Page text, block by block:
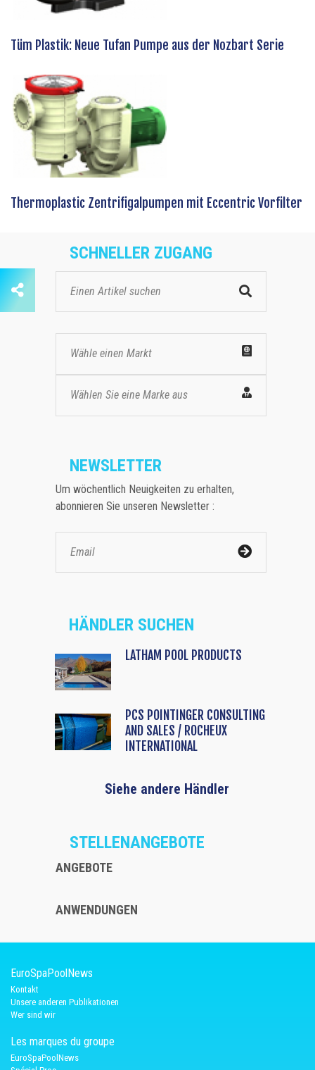
Tüm Plastik: Neue Tufan Pumpe aus der Nozbart Serie
Thermoplastic Zentrifigalpumpen mit Eccentric Vorfilter
SCHNELLER ZUGANG
Wähle einen Markt
Wählen Sie eine Marke aus
NEWSLETTER
Um wöchentlich Neuigkeiten zu erhalten,
abonnieren Sie unseren Newsletter :
HÄNDLER SUCHEN
LATHAM POOL PRODUCTS
PCS POINTINGER CONSULTING
AND SALES / ROCHEUX
INTERNATIONAL
Siehe andere Händler
STELLENANGEBOTE
ANGEBOTE
ANWENDUNGEN
EuroSpaPoolNews
Kontakt
Unsere anderen Publikationen
Wer sind wir
Les marques du groupe
EuroSpaPoolNews